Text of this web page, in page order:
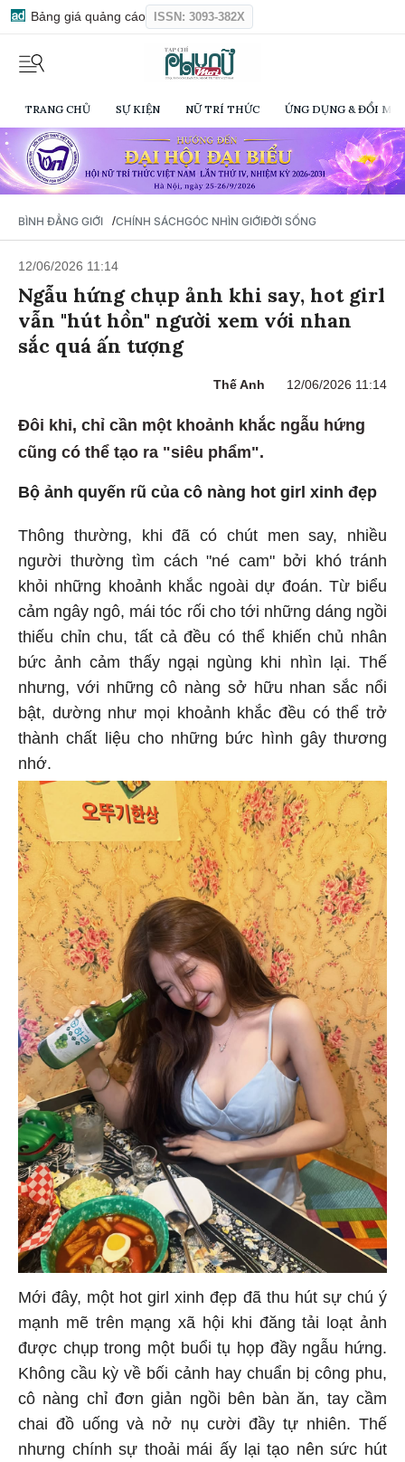
Bảng giá quảng cáo ISSN: 3093-382X
TRANG CHỦ SỰ KIỆN NỮ TRÍ THỨC ỨNG DỤNG & ĐỔI
BÌNH ĐẲNG GIỚI /CHÍNH SÁCHGÓC NHÌN GIỚIĐỜI SỐNG
12/06/2026 11:14
Ngẫu hứng chụp ảnh khi say, hot girl
vẫn "hút hồn" người xem với nhan
sắc quá ấn tượng
Thế Anh 12/06/2026 11:14
Đôi khi, chỉ cần một khoảnh khắc ngẫu hứng
cũng có thể tạo ra "siêu phẩm".
Bộ ảnh quyến rũ của cô nàng hot girl xinh đẹp
Thông thường, khi đã có chút men say, nhiều
người thường tìm cách "né cam" bởi khó tránh
khỏi những khoảnh khắc ngoài dự đoán. Từ biểu
cảm ngây ngô, mái tóc rối cho tới những dáng ngồi
thiếu chỉn chu, tất cả đều có thể khiến chủ nhân
bức ảnh cảm thấy ngại ngùng khi nhìn lại. Thế
nhưng, với những cô nàng sở hữu nhan sắc nổi
bật, dường như mọi khoảnh khắc đều có thể trở
thành chất liệu cho những bức hình gây thương
nhớ.
Mới đây, một hot girl xinh đẹp đã thu hút sự chú ý
mạnh mẽ trên mạng xã hội khi đăng tải loạt ảnh
được chụp trong một buổi tụ họp đầy ngẫu hứng.
Không cầu kỳ về bối cảnh hay chuẩn bị công phu,
cô nàng chỉ đơn giản ngồi bên bàn ăn, tay cầm
chai đồ uống và nở nụ cười đầy tự nhiên. Thế
nhưng chính sự thoải mái ấy lại tạo nên sức hút